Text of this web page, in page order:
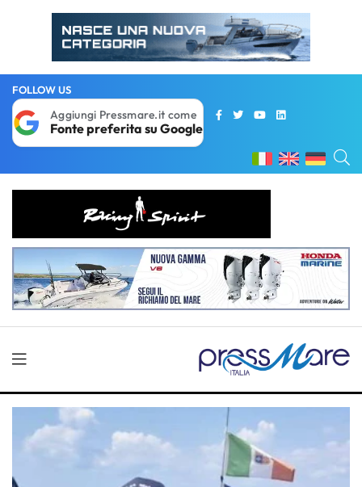
FOLLOW US
Aggiungi Pressmare.it come
Fonte preferita su Google